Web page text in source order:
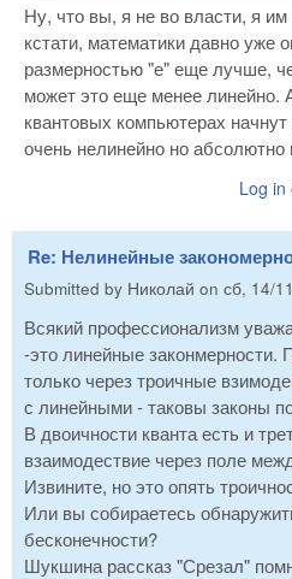
Ну, что вы, я не во власти, я
кстати, математики давно уже
размерностью "е" еще лучше,
может это еще менее линейно.
квантовых компьютерах
очень нелинейно но абсолютно
Log in
Re: Нелинейные
Submitted by Николай on сб, 14/
Всякий профессионализм
-это линейные
только через троичные
с линейными - таковы законы
В двоичности кванта есть и
взаимодествие через поле
Извините, но это опять
Или вы собираетесь
бесконечности?
Шукшина рассказ "Срезал"